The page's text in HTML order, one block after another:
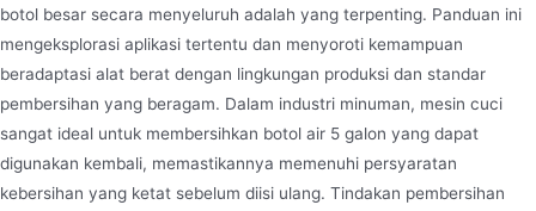
botol besar secara menyeluruh adalah yang terpenting. Panduan ini
mengeksplorasi aplikasi tertentu dan menyoroti kemampuan
beradaptasi alat berat dengan lingkungan produksi dan standar
pembersihan yang beragam. Dalam industri minuman, mesin cuci
sangat ideal untuk membersihkan botol air 5 galon yang dapat
digunakan kembali, memastikannya memenuhi persyaratan
kebersihan yang ketat sebelum diisi ulang. Tindakan pembersihan